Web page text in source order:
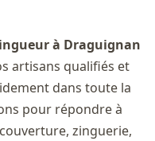
à Draguignan
artisans qualifiés et
dans toute la
pour répondre à
zinguerie,